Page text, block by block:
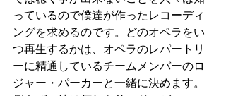
っているので僕達が作ったレコーディ
ングを求めるのです。どのオペラをい
つ再生するかは、オペラのレパートリ
ーに精通しているチームメンバーのロ
ジャー・パーカーと一緒に決めます。